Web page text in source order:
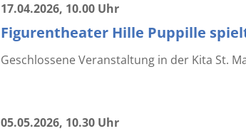
17.04.2026, 10.00 Uhr
Figurentheater Hille Puppille
Geschlossene Veranstaltung in der Kita St.
05.05.2026, 10.30 Uhr